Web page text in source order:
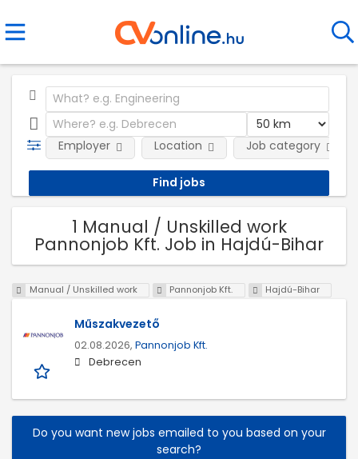
Employer Location Job category
1 Manual / Unskilled work
Pannonjob Kft. Job in Hajdú-Bihar
Manual / Unskilled work Pannonjob Kft. Hajdú-Bihar
Műszakvezető
02.08.2026, Pannonjob Kft.
Debrecen
Do you want new jobs emailed to you based on your
search?